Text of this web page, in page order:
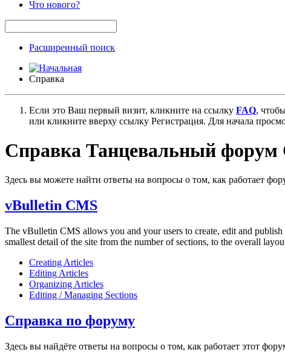
Что нового?
Расширенный поиск
Справка
Если это Ваш первый визит, кликните на ссылку FAQ,
или кликните вверху ссылку Регистрация. Для начала
Справка Танцевальный форум
Здесь вы можете найти ответы на вопросы о том, как работает
vBulletin CMS
The vBulletin CMS allows you and your users to create, edit and
smallest detail of the site from the number of sections, to the overall
Creating Articles
Editing Articles
Organizing Articles
Editing / Managing Sections
Справка по форуму
Здесь вы найдёте ответы на вопросы о том, как работает этот